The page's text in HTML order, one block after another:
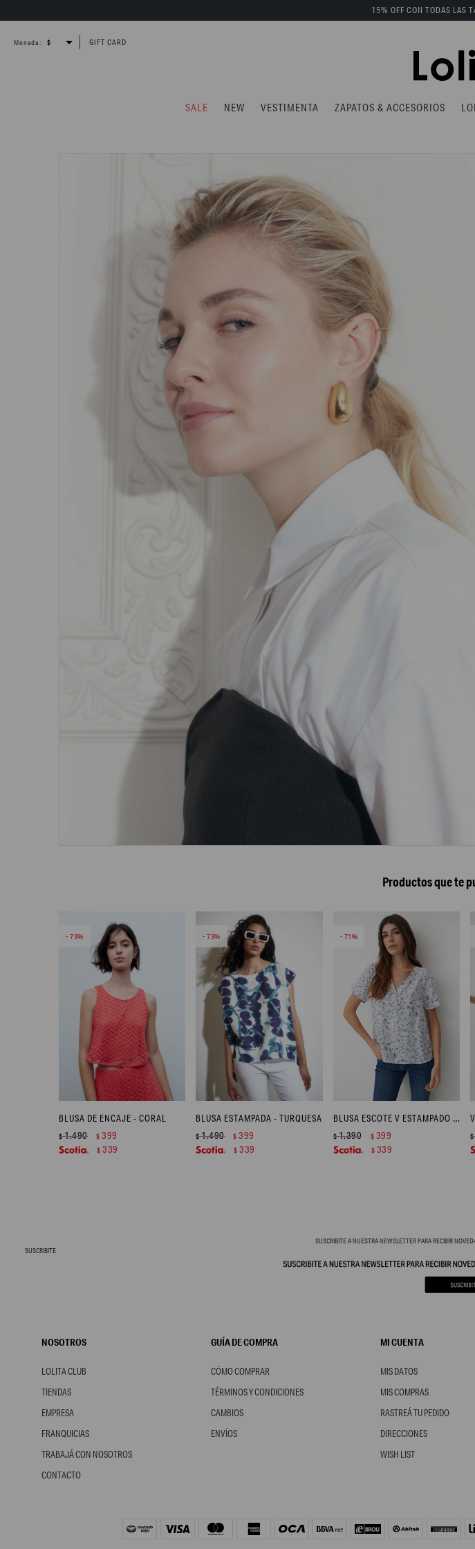
SALE NEW VESTIMENTA ZAPATOS & ACCESORIOS
15% OFF CON TODAS LAS
Moneda: GIFT CARD
Productos que te
73
BLUSA DE ENCAJE - CORAL
$1.490 $ 399
$ 339
73
BLUSA ESTAMPADA - TURQUESA
$1.490 $ 399
$ 339
71
BLUSA ESCOTE V ESTAMPADO FLORAL - CELESTE
$1.390 $ 399
$ 339
$
SUSCRIBITE A NUESTRA NEWSLETTER PARA RECIBIR
SUSCRIBITE
NOSOTROS
LOLITA CLUB
TIENDAS
EMPRESA
FRANQUICIAS
TRABAJÁ CON NOSOTROS
CONTACTO
GUÍA DE COMPRA
CÓMO COMPRAR
TÉRMINOS Y CONDICIONES
CAMBIOS
ENVÍOS
MI CUENTA
MIS DATOS
MIS COMPRAS
RASTREÁ TU PEDIDO
DIRECCIONES
WISH LIST